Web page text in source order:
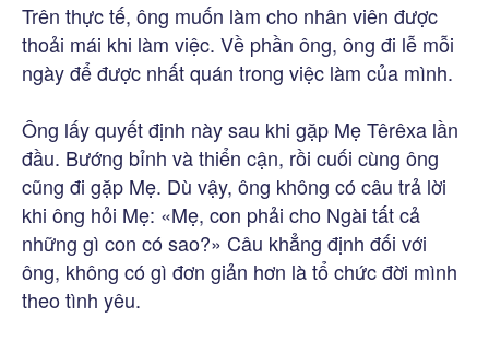
Trên thực tế, ông muốn làm cho nhân viên được
thoải mái khi làm việc. Về phần ông, ông đi lễ mỗi
ngày để được nhất quán trong việc làm của mình.
Ông lấy quyết định này sau khi gặp Mẹ Têrêxa lần
đầu. Bướng bỉnh và thiển cận, rồi cuối cùng ông
cũng đi gặp Mẹ. Dù vậy, ông không có câu trả lời
khi ông hỏi Mẹ: «Mẹ, con phải cho Ngài tất cả
những gì con có sao?» Câu khẳng định đối với
ông, không có gì đơn giản hơn là tổ chức đời mình
theo tình yêu.